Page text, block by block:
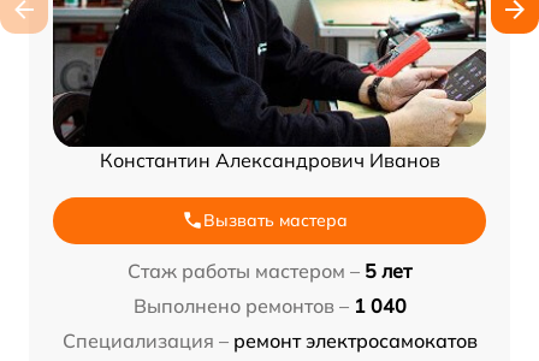
Константин Александрович Иванов
Вызвать мастера
Стаж работы мастером – 5 лет
Выполнено ремонтов – 1 040
Специализация – ремонт электросамокатов